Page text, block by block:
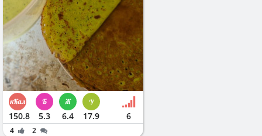
150.8 5.3 6.4 17.9 6
4 2